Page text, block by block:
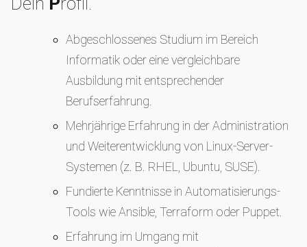
Abgeschlossenes Studium im Bereich
Informatik oder eine vergleichbare
Ausbildung mit entsprechender
Berufserfahrung.
Mehrjährige Erfahrung in der Administration
und Weiterentwicklung von Linux-Server-
Systemen (z. B. RHEL, Ubuntu, SUSE).
Fundierte Kenntnisse in Automatisierungs-
Tools wie Ansible, Terraform oder Puppet.
Erfahrung im Umgang mit